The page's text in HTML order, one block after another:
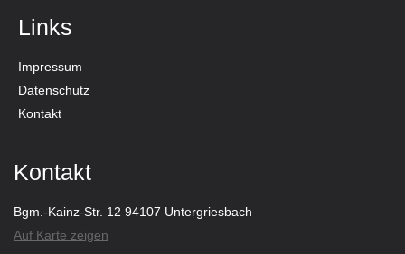
Links
Impressum
Datenschutz
Kontakt
Kontakt
Bgm.-Kainz-Str. 12 94107 Untergriesbach
Auf Karte zeigen